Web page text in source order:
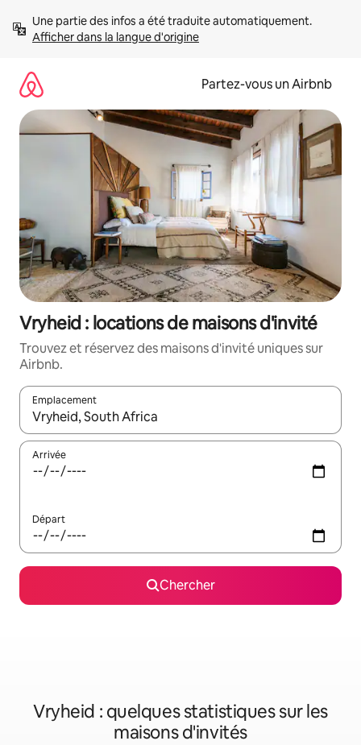
directement
Afficher dans la langue d'origine
Partez-vous un Airbnb
Vryheid : locations de maisons d'invité
Trouvez et réservez des maisons d'invité uniques sur
Airbnb.
Emplacement
Quand les résultats sont affichés, parcourez-les en utilisant
Arrivée
Départ
Chercher
Vryheid : quelques statistiques sur les
maisons d'invités